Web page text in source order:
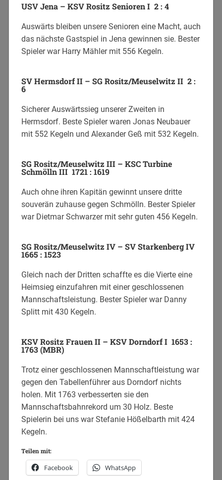
USV Jena – KSV Rositz Senioren I 2 : 4
Auswärts bleiben unsere Senioren eine Macht, auch
das nächste Gastspiel in Jena gewinnen sie. Bester
Spieler war Harry Mähler mit 556 Kegeln.
SV Hermsdorf II – SG Rositz/Meuselwitz II 2 :
6
Sicherer Auswärtssieg unserer Zweiten in
Hermsdorf. Beste Spieler waren Jonas Neubauer
mit 552 Kegeln und Alexander Geß mit 532 Kegeln.
SG Rositz/Meuselwitz III – KSC Turbine
Schmölln III 1721 : 1619
Auch ohne ihren Kapitän gewinnt unsere dritte
souverän zuhause gegen Schmölln. Bester Spieler
war Dietmar Schwarzer mit sehr guten 456 Kegeln.
SG Rositz/Meuselwitz IV – SV Starkenberg IV
1665 : 1523
Gleich nach der Dritten schaffte es die Vierte eine
Heimsieg einzufahren mit einer geschlossenen
Mannschaftsleistung. Bester Spieler war Danny
Splitt mit 430 Kegeln.
KSV Rositz Frauen II – KSV Dorndorf I 1653 :
1763 (MBR)
Trotz einer geschlossenen Mannschaftleistung war
gegen den Tabellenführer aus Dorndorf nichts
holen. Mit 1763 verbesserten sie den
Mannschaftsbahnrekord um 30 Holz. Beste
Spielerin bei uns war Stefanie Hößelbarth mit 424
Kegeln.
Teilen mit:
Facebook WhatsApp